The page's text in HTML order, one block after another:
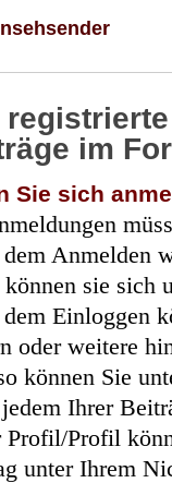
im
Sie sich
Anmelden
sie sich
Einloggen
oder weitere
können Sie
Ihrer
Profil/Profil
unter Ihrem